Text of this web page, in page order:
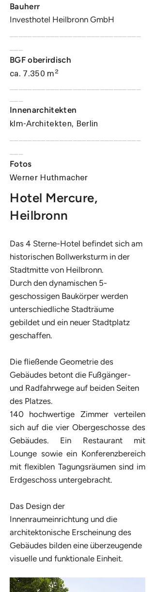
​Bauherr
Investhotel Heilbronn GmbH
BGF oberirdisch
ca. 7.350 m²
Innenarchitekten
klm-Architekten, Berlin
Fotos
Werner Huthmacher
Hotel Mercure,
Heilbronn
Das 4 Sterne-Hotel befindet sich am
historischen Bollwerksturm in der
Stadtmitte von Heilbronn.
Durch den dynamischen 5-
geschossigen Baukörper werden
unterschiedliche Stadträume
gebildet und ein neuer Stadtplatz
geschaffen.
Die fließende Geometrie des
Gebäudes betont die Fußgänger-
und Radfahrwege auf beiden Seiten
des Platzes.
140 hochwertige Zimmer verteilen
sich auf die vier Obergeschosse des
Gebäudes. Ein Restaurant mit
Lounge sowie ein Konferenzbereich
mit flexiblen Tagungsräumen sind im
Erdgeschoss untergebracht.
Das Design der
Innenraumeinrichtung und die
architektonische Erscheinung des
Gebäudes bilden eine überzeugende
visuelle und funktionale Einheit.​